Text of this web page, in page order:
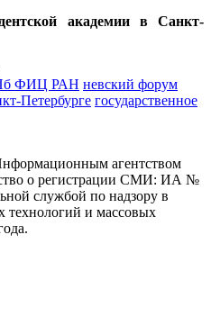
академии в Санкт-
ФИЦ РАН невский форум
Петербурге государственное
агентством
о регистрации СМИ: ИА №
службой по надзору в
технологий и массовых